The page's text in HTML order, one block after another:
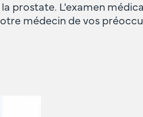
prostate. L'examen
médecin de vos